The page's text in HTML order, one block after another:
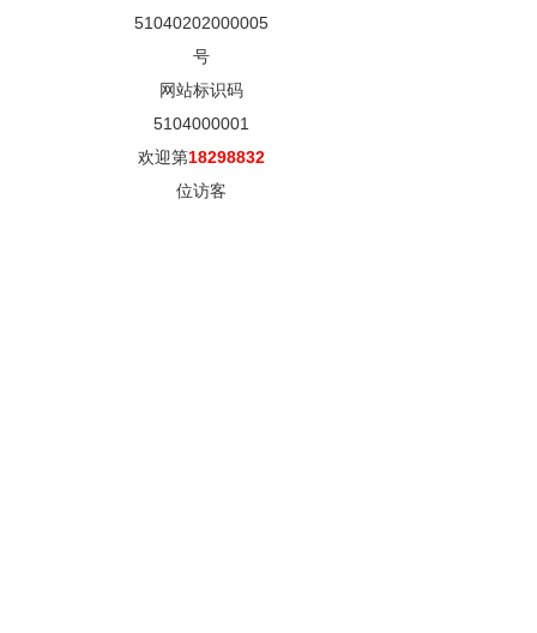
51040202000005
号
网站标识码
5104000001
欢迎第18298832
位访客